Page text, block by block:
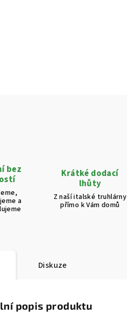
bez
a
Krátké dodací
lhůty
Z naší italské truhlárny
přímo k Vám domů
Diskuze
popis produktu